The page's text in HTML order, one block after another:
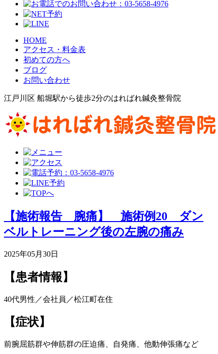
HOME
アクセス・料金表
初めての方へ
ブログ
お問い合わせ
江戸川区 船堀駅から徒歩2分のはればれ鍼灸整骨院
【施術報告 腕痛】 施術例20 ダン
ベルトレーニング後の左腕の痛み
2025年05月30日
【患者情報】
40代男性／会社員／松江町在住
【症状】
前腕屈筋群や伸筋群の圧迫痛、自発痛、他動伸張痛など